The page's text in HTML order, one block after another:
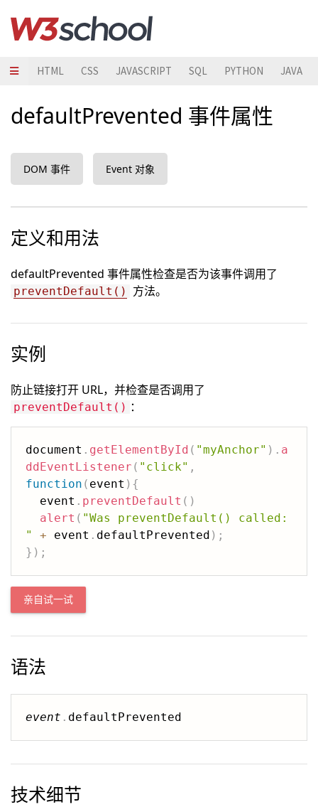
HTML CSS JAVASCRIPT SQL PYTHON JAVA
defaultPrevented 事件属性
DOM 事件 Event 对象
定义和用法
defaultPrevented 事件属性检查是否为该事件调用了
preventDefault() 方法。
实例
防止链接打开 URL，并检查是否调用了
preventDefault() ：
document . getElementById ( "myAnchor" ) . a
ddEventListener ( "click" ,
function ( event ) {
  event
. preventDefault ( )
alert ( "Was preventDefault() called:
"
+ event . defaultPrevented ) ;
} ) ;
亲自试一试
语法
event .
技术细节